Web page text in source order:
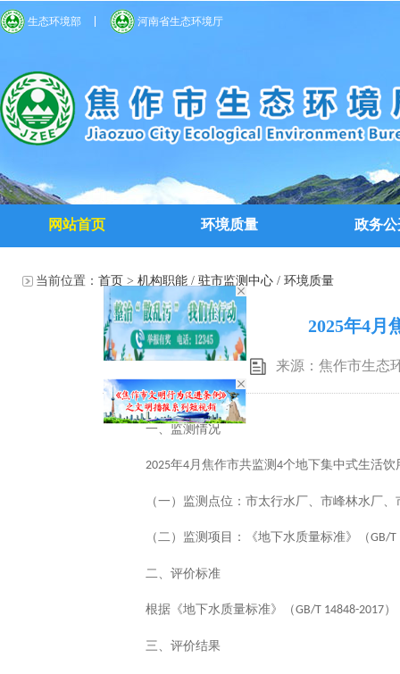
生态环境部 河南省生态环境厅
网站首页 环境质量 政务公
当前位置： 首页 > 机构职能 / 驻市监测中心 / 环境质量
2025年4月
来源：焦作市生态
一、监测情况
2025年4月焦作市共监测 4个地下集中式生活饮
（一）监测点位：市太行水厂、市峰林水厂
（二）监测项目：《地下水质量标准》（GB/T
二、评价标准
根据《地下水质量标准》（GB/T 14848-2017）
三、评价结果